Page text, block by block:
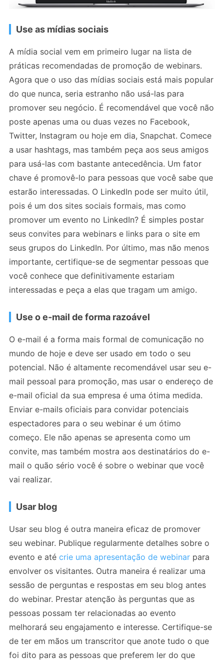
Use as mídias sociais
A mídia social vem em primeiro lugar na lista de
práticas recomendadas de promoção de webinars.
Agora que o uso das mídias sociais está mais popular
do que nunca, seria estranho não usá-las para
promover seu negócio. É recomendável que você não
poste apenas uma ou duas vezes no Facebook,
Twitter, Instagram ou hoje em dia, Snapchat. Comece
a usar hashtags, mas também peça aos seus amigos
para usá-las com bastante antecedência. Um fator
chave é promovê-lo para pessoas que você sabe que
estarão interessadas. O LinkedIn pode ser muito útil,
pois é um dos sites sociais formais, mas como
promover um evento no LinkedIn? É simples postar
seus convites para webinars e links para o site em
seus grupos do LinkedIn. Por último, mas não menos
importante, certifique-se de segmentar pessoas que
você conhece que definitivamente estariam
interessadas e peça a elas que tragam um amigo.
Use o e-mail de forma razoável
O e-mail é a forma mais formal de comunicação no
mundo de hoje e deve ser usado em todo o seu
potencial. Não é altamente recomendável usar seu e-
mail pessoal para promoção, mas usar o endereço de
e-mail oficial da sua empresa é uma ótima medida.
Enviar e-mails oficiais para convidar potenciais
espectadores para o seu webinar é um ótimo
começo. Ele não apenas se apresenta como um
convite, mas também mostra aos destinatários do e-
mail o quão sério você é sobre o webinar que você
vai realizar.
Usar blog
Usar seu blog é outra maneira eficaz de promover
seu webinar. Publique regularmente detalhes sobre o
evento e até crie uma apresentação de webinar para
envolver os visitantes. Outra maneira é realizar uma
sessão de perguntas e respostas em seu blog antes
do webinar. Prestar atenção às perguntas que as
pessoas possam ter relacionadas ao evento
melhorará seu engajamento e interesse. Certifique-se
de ter em mãos um transcritor que anote tudo o que
foi dito para as pessoas que preferem ler do que